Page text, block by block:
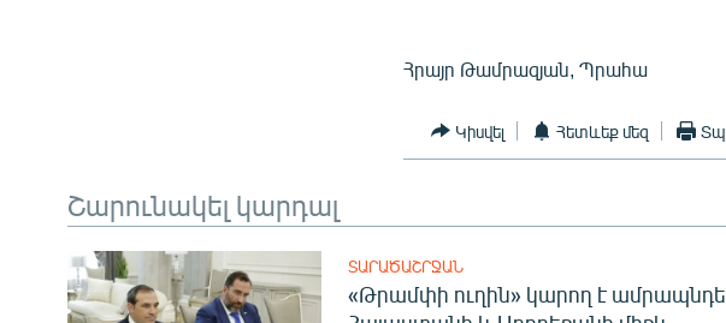
Հրայր Թամրազյան, Պրահա
Կիսվել Հետևեք մեզ
Շարունակել կարդալ
ՏԱՐԱԾԱՇՐՋԱՆ
«Թրամփի ուղին» կարող է